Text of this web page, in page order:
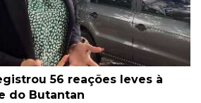
56 reações leves à
do Butantan